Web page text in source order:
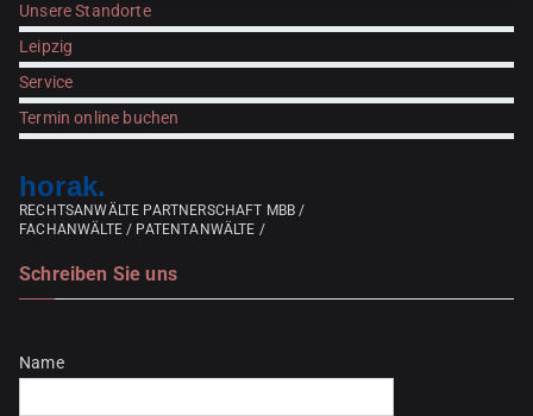
Unsere Standorte
Leipzig
Service
Termin online buchen
horak.
RECHTSANWÄLTE PARTNERSCHAFT MBB /
FACHANWÄLTE / PATENTANWÄLTE /
Schreiben Sie uns
Name